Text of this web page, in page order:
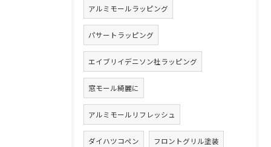
アルミモールラッピング
パサートラッピング
エイブリイデニソン社ラッピング
窓モール綺麗に
アルミモールリフレッシュ
ダイハツコペン フロントグリル塗装